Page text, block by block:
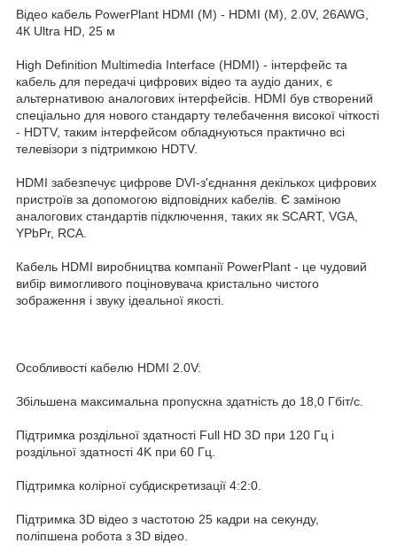
Відео кабель PowerPlant HDMI (M) - HDMI (M), 2.0V, 26AWG,
4К Ultra HD, 25 м
High Definition Multimedia Interface (HDMI) - інтерфейс та
кабель для передачі цифрових відео та аудіо даних, є
альтернативою аналогових інтерфейсів. HDMI був створений
спеціально для нового стандарту телебачення високої чіткості
- HDTV, таким інтерфейсом обладнуються практично всі
телевізори з підтримкою HDTV.
HDMI забезпечує цифрове DVI-з'єднання декількох цифрових
пристроїв за допомогою відповідних кабелів. Є заміною
аналогових стандартів підключення, таких як SCART, VGA,
YPbPr, RCA.
Кабель HDMI виробництва компанії PowerPlant - це чудовий
вибір вимогливого поціновувача кристально чистого
зображення і звуку ідеальної якості.
Особливості кабелю HDMI 2.0V:
Збільшена максимальна пропускна здатність до 18,0 Гбіт/c.
Підтримка роздільної здатності Full HD 3D при 120 Гц і
роздільної здатності 4K при 60 Гц.
Підтримка колірної субдискретизації 4:2:0.
Підтримка 3D відео з частотою 25 кадри на секунду,
поліпшена робота з 3D відео.